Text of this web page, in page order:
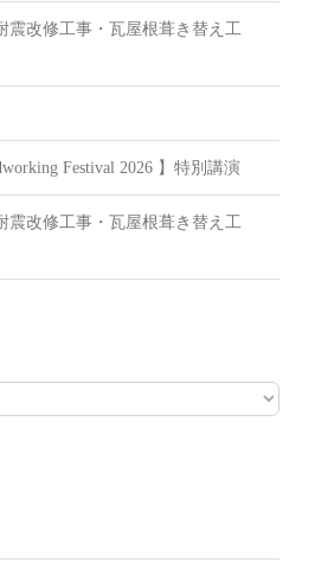
改修工事・瓦屋根葺き替え工
Festival 2026 】特別講演
改修工事・瓦屋根葺き替え工